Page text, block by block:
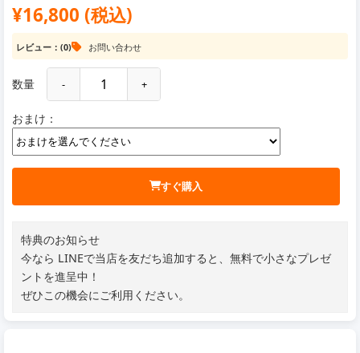
¥16,800 (税込)
レビュー：(0) お問い合わせ
数量 - +
おまけ：
すぐ購入
特典のお知らせ
今なら LINEで当店を友だち追加すると、無料で小さなプレゼ
ントを進呈中！
ぜひこの機会にご利用ください。